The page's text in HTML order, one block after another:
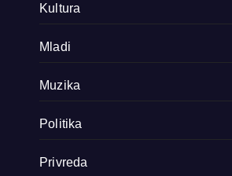
Kultura
Mladi
Muzika
Politika
Privreda